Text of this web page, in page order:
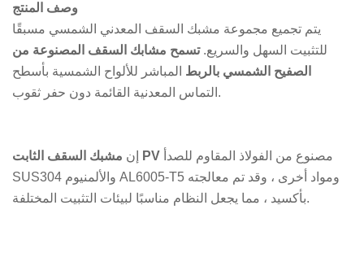
وصف المنتج
يتم تجميع مجموعة مشبك السقف المعدني الشمسي مسبقًا
للتثبيت السهل والسريع.تسمح مشابك السقف المصنوعة من
الصفيح الشمسي بالربط المباشر للألواح الشمسية بأسطح
التماس المعدنية القائمة دون حفر ثقوب.
إن PV مصنوع من الفولاذ المقاوم للصدأ
SUS304 والألمنيوم AL6005-T5 ومواد أخرى ، وقد تم معالجته
بأكسيد ، مما يجعل النظام مناسبًا لبيئات التثبيت المختلفة.